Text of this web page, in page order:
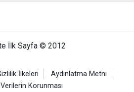
İlk Sayfa © 2012
İlkeleri
Aydınlatma Metni
Korunması